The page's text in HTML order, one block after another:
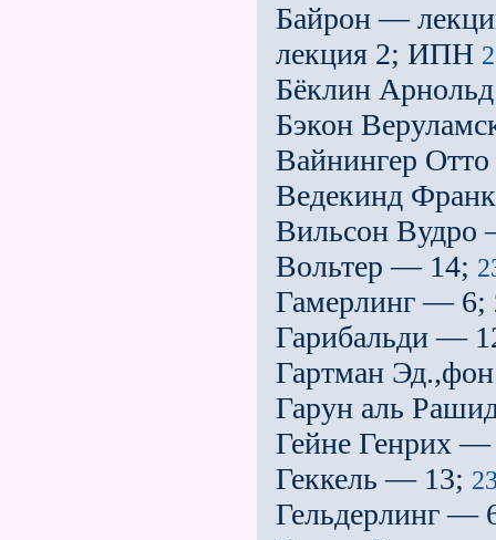
Байрон —
лекция 2; ИПН
Бёклин
Бэкон
Вайнингер
Ведекинд
Вильсон Вудро
Вольтер — 14;
Гамерлинг — 6;
Гарибальди —
Гартман
Гарун аль
Гейне Генрих
Геккель — 13;
Гельдерлинг —